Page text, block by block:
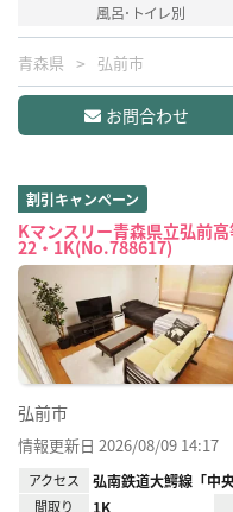
風呂･トイレ別
青森県 弘前市
お問合わせ
割引キャンペーン
Kマンスリー青森県立弘前
22・1K(No.788617)
弘前市
情報更新日 2026/08/09 14:17
アクセス 弘南鉄道大鰐線「中
間取り 1K